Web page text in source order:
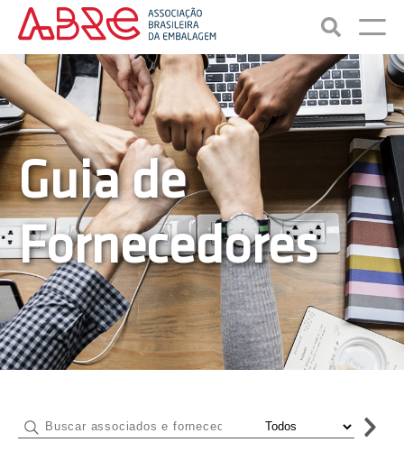
Guia de
Fornecedores